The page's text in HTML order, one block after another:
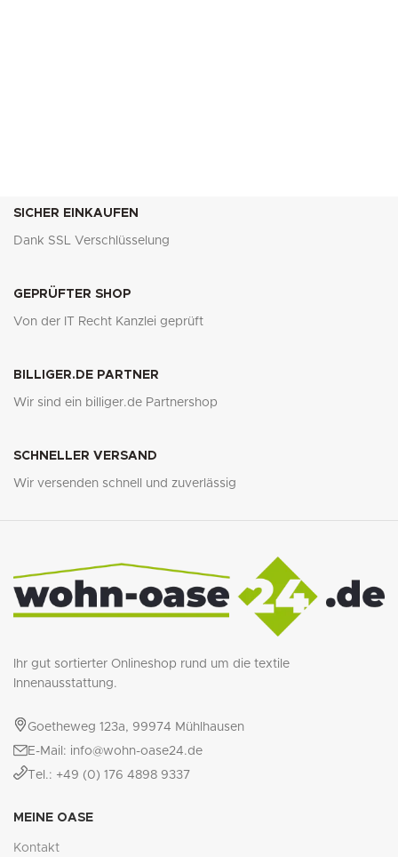
SICHER EINKAUFEN
Dank SSL Verschlüsselung
GEPRÜFTER SHOP
Von der IT Recht Kanzlei geprüft
BILLIGER.DE PARTNER
Wir sind ein billiger.de Partnershop
SCHNELLER VERSAND
Wir versenden schnell und zuverlässig
Ihr gut sortierter Onlineshop rund um die textile
Innenausstattung.
Goetheweg 123a, 99974 Mühlhausen
E-Mail: info@wohn-oase24.de
Tel.: +49 (0) 176 4898 9337
MEINE OASE
Kontakt